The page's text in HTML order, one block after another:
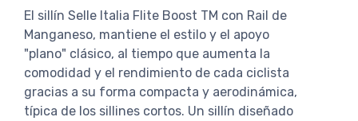
El sillín Selle Italia Flite Boost TM con Rail de
Manganeso, mantiene el estilo y el apoyo
"plano" clásico, al tiempo que aumenta la
comodidad y el rendimiento de cada ciclista
gracias a su forma compacta y aerodinámica,
típica de los sillines cortos. Un sillín diseñado